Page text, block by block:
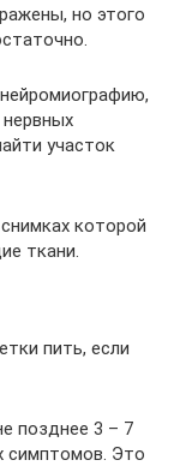
но этого
участок
которой
ткани.
пить, если
позднее 3 – 7
симптомов. Это